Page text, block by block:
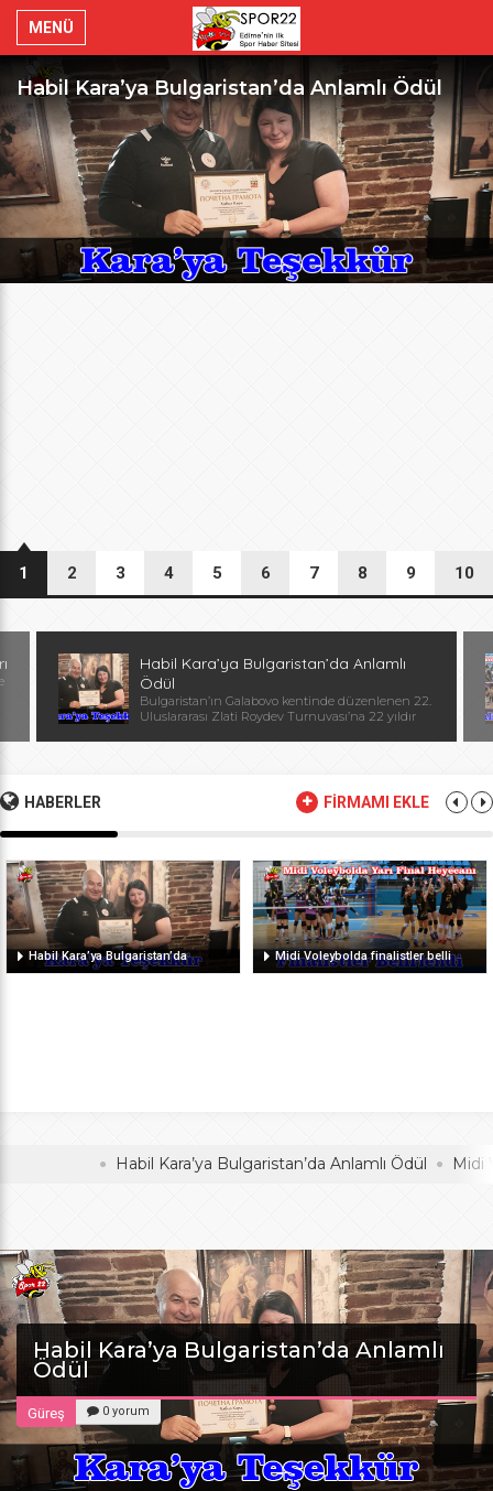
MENÜ
Habil Kara’ya Bulgaristan’da Anlamlı Ödül
1 2 3 4 5 6 7 8 9 10
Habil Kara’ya Bulgaristan’da Anlamlı
Ödül
Bulgaristan’ın Galabovo kentinde düzenlenen 22.
Uluslararası Zlati Roydev Turnuvası’na 22 yıldır
Federasyonu Başkanı, Avrupa ve Dünya
Şampiyonu, olimpiyat ikincisi Stanka Zlateva
HABERLER FİRMAMI EKLE
Habil Kara’ya Bulgaristan’da Midi Voleybolda finalistler belli
Habil Kara’ya Bulgaristan’da Anlamlı Ödül Midi
Habil Kara’ya Bulgaristan’da Anlamlı
Ödül
Güreş 0 yorum